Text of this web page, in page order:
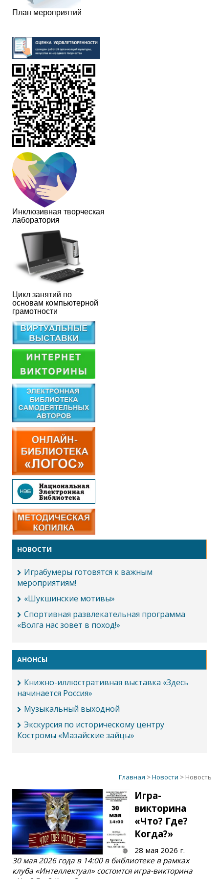
План мероприятий
Инклюзивная творческая
лаборатория
Цикл занятий по
основам компьютерной
грамотности
НОВОСТИ
Играбумеры готовятся к важным
мероприятиям!
«Шукшинские мотивы»
Спортивная развлекательная программа
«Волга нас зовет в поход!»
АНОНСЫ
Книжно-иллюстративная выставка «Здесь
начинается Россия»
Музыкальный выходной
Экскурсия по историческому центру
Костромы «Мазайские зайцы»
Главная >Новости > Новость
Игра-
викторина
«Что? Где?
Когда?»
28 мая 2026 г.
30 мая 2026 года в 14:00 в библиотеке в рамках
клуба «Интеллектуал» состоится игра-викторина